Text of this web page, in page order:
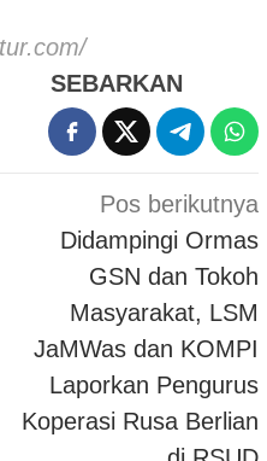
SEBARKAN
Pos berikutnya
Didampingi Ormas
GSN dan Tokoh
Masyarakat, LSM
JaMWas dan KOMPI
Laporkan Pengurus
Koperasi Rusa Berlian